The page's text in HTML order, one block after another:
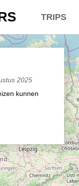
TRIPS
Kasseien
België /
Bounding
Ambiance,
2025
kunnen